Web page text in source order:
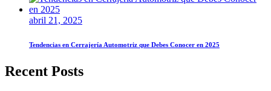
abril 21, 2025
Tendencias en Cerrajería Automotriz que Debes Conocer en 2025
Recent Posts